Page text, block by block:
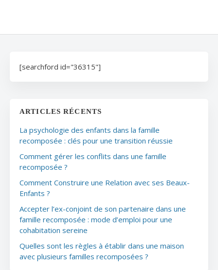
[searchford id="36315"]
ARTICLES RÉCENTS
La psychologie des enfants dans la famille
recomposée : clés pour une transition réussie
Comment gérer les conflits dans une famille
recomposée ?
Comment Construire une Relation avec ses Beaux-
Enfants ?
Accepter l’ex-conjoint de son partenaire dans une
famille recomposée : mode d’emploi pour une
cohabitation sereine
Quelles sont les règles à établir dans une maison
avec plusieurs familles recomposées ?